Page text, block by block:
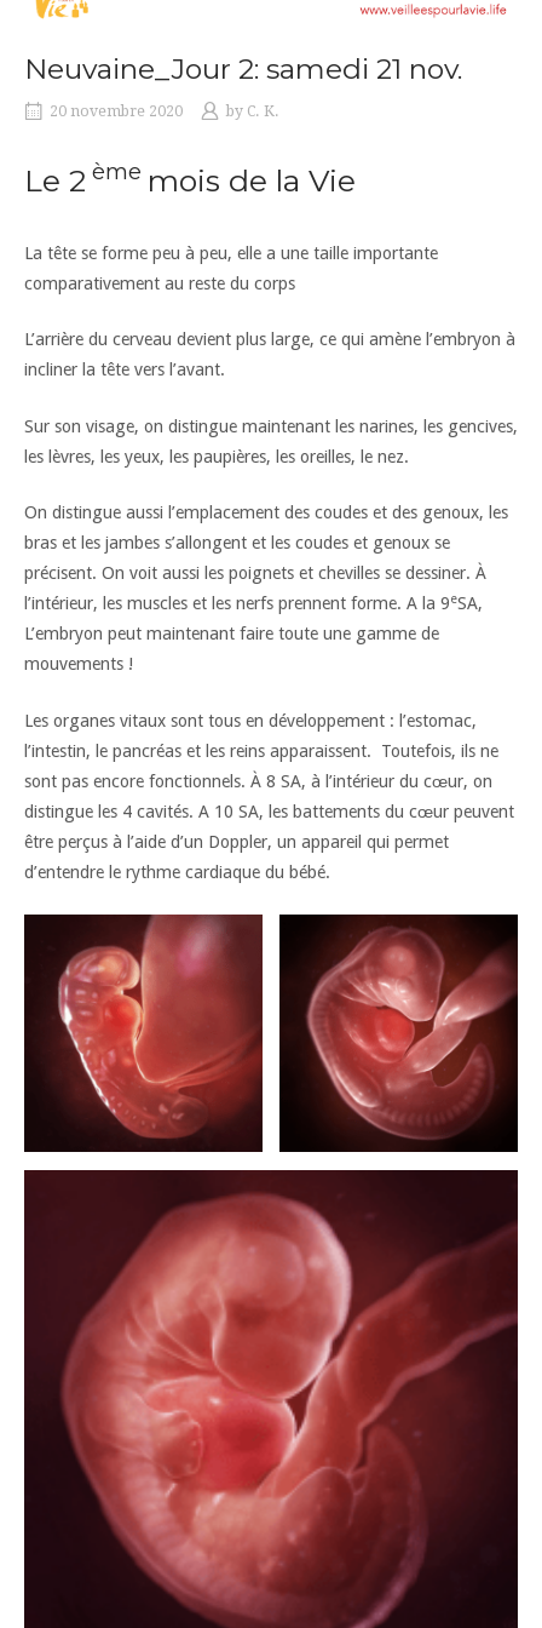
Neuvaine_Jour 2: samedi 21 nov.
20 novembre 2020 by C. K.
Le 2 ème mois de la Vie
La tête se forme peu à peu, elle a une taille importante
comparativement au reste du corps
L’arrière du cerveau devient plus large, ce qui amène l’embryon à
incliner la tête vers l’avant.
Sur son visage, on distingue maintenant les narines, les gencives,
les lèvres, les yeux, les paupières, les oreilles, le nez.
On distingue aussi l’emplacement des coudes et des genoux, les
bras et les jambes s’allongent et les coudes et genoux se
précisent. On voit aussi les poignets et chevilles se dessiner. À
l’intérieur, les muscles et les nerfs prennent forme. A la 9eSA,
L’embryon peut maintenant faire toute une gamme de
mouvements !
Les organes vitaux sont tous en développement : l’estomac,
l’intestin, le pancréas et les reins apparaissent. Toutefois, ils ne
sont pas encore fonctionnels. À 8 SA, à l’intérieur du cœur, on
distingue les 4 cavités. A 10 SA, les battements du cœur peuvent
être perçus à l’aide d’un Doppler, un appareil qui permet
d’entendre le rythme cardiaque du bébé.